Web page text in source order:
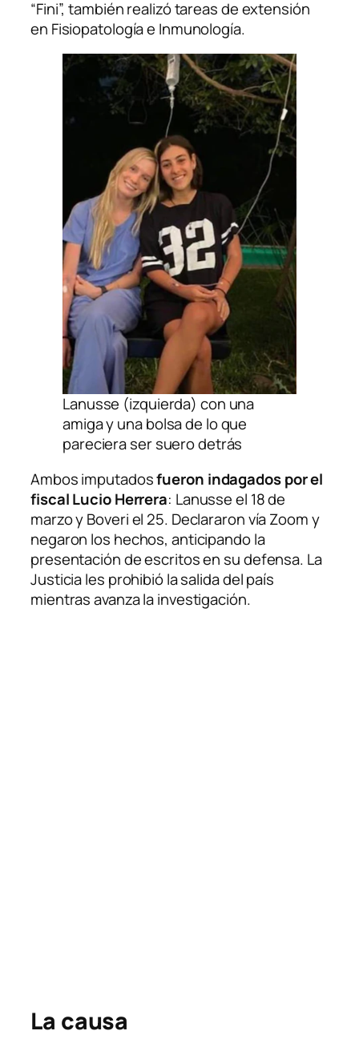
“Fini”, también realizó tareas de extensión
en Fisiopatología e Inmunología.
Lanusse (izquierda) con una
amiga y una bolsa de lo que
pareciera ser suero detrás
Ambos imputadosfueron indagados por el
fiscal Lucio Herrera: Lanusse el 18 de
marzo y Boveri el 25. Declararon vía Zoom y
negaron los hechos, anticipando la
presentación de escritos en su defensa. La
Justicia les prohibió la salida del país
mientras avanza la investigación.
La causa